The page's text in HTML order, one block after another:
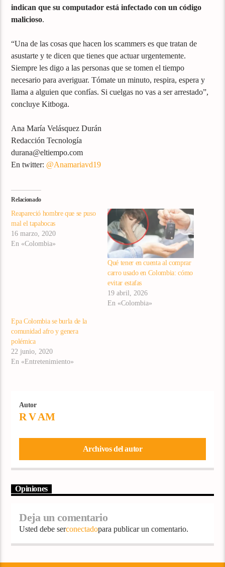
indican que su computador está infectado con un código
malicioso.
“Una de las cosas que hacen los scammers es que tratan de
asustarte y te dicen que tienes que actuar urgentemente.
Siempre les digo a las personas que se tomen el tiempo
necesario para averiguar. Tómate un minuto, respira, espera y
llama a alguien que confías. Si cuelgas no vas a ser arrestado”,
concluye Kitboga.
Ana María Velásquez Durán
Redacción Tecnología
durana@eltiempo.com
En twitter: @Anamariavd19
Relacionado
Reapareció hombre que se puso
mal el tapabocas
16 marzo, 2020
En «Colombia»
Qué tener en cuenta al comprar
carro usado en Colombia: cómo
evitar estafas
19 abril, 2026
En «Colombia»
Epa Colombia se burla de la
comunidad afro y genera
polémica
22 junio, 2020
En «Entretenimiento»
Autor
R V AM
Archivos del autor
Opiniones
Deja un comentario
Usted debe serconectadopara publicar un comentario.